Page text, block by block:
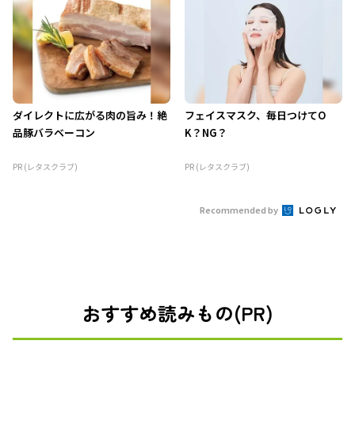
ダイレクトに広がる肉の旨み！絶
品豚バラベーコン
PR (レタスクラブ)
フェイスマスク、毎日つけてO
K？NG？
PR (レタスクラブ)
Recommended by
おすすめ読みもの(PR)